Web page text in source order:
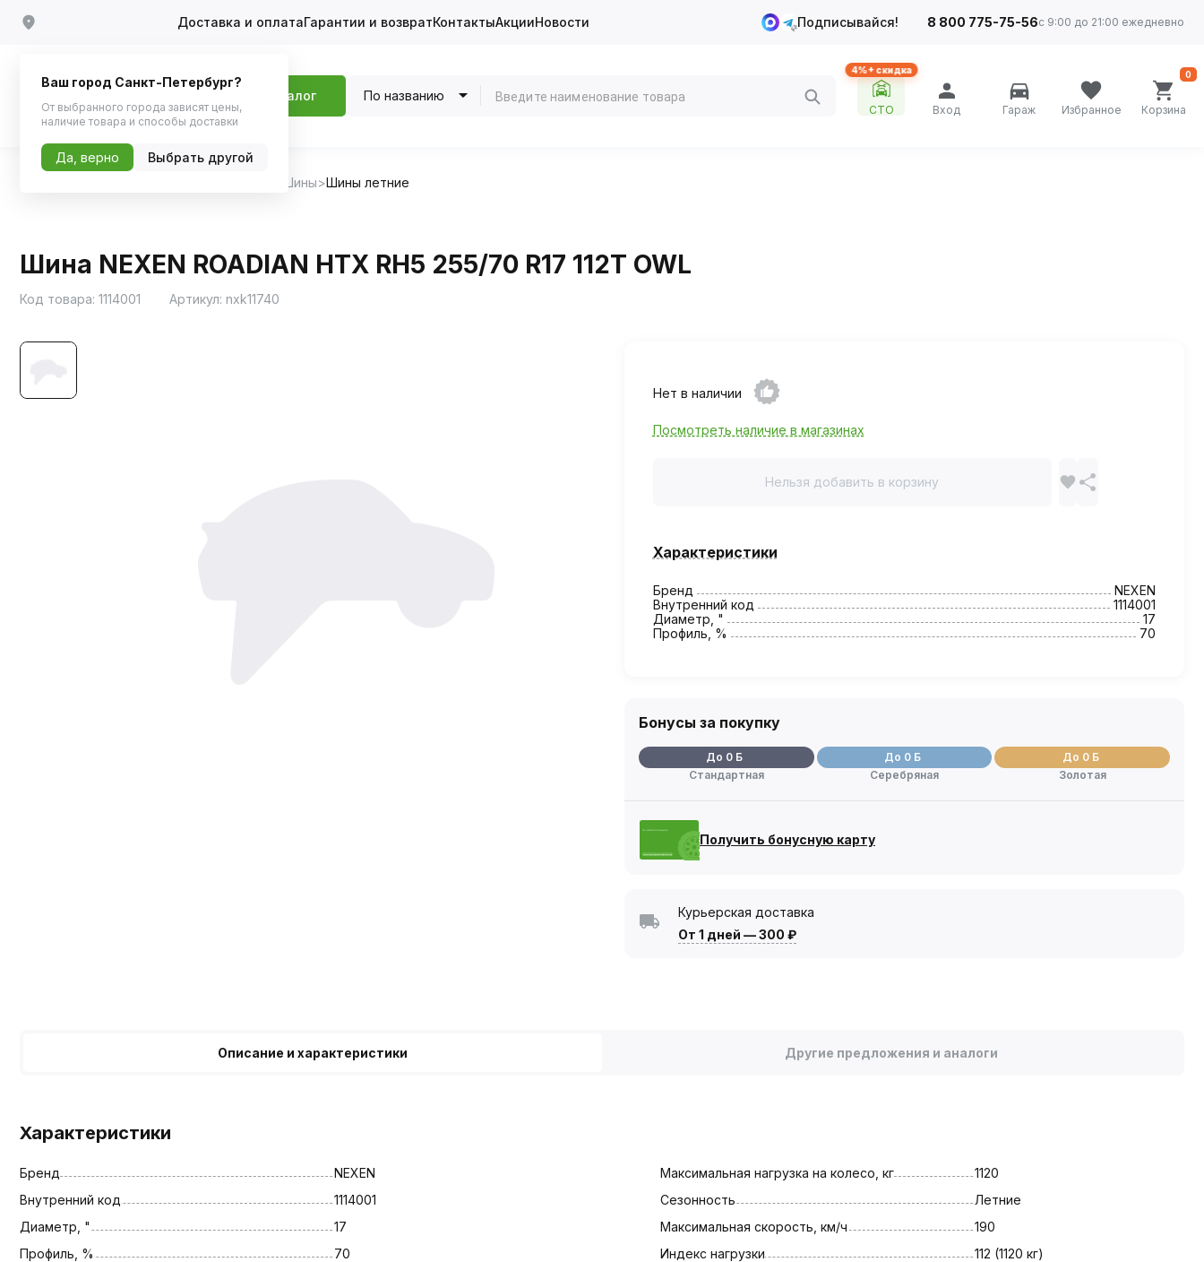
Доставка и оплатаГарантии и возвратКонтактыАкцииНовости Подписывайся! 8 800 775-75-56с 9:00 до 21:00 ежедневно
Каталог По названию
4%+ скидка
СТО Вход Гараж Избранное Корзина
0
Шины Шины летние
Шина NEXEN ROADIAN HTX RH5 255/70 R17 112T OWL
Код товара: 1114001 Артикул: nxk11740
Нет в наличии
Посмотреть наличие в магазинах
Нельзя добавить в корзину
Характеристики
Бренд
NEXEN
Внутренний код
1114001
Диаметр, "
17
Профиль, %
70
Бонусы за покупку
До 0 Б
Стандартная
До 0 Б
Серебряная
До 0 Б
Золотая
Получить бонусную карту
Курьерская доставка
От 1 дней —300 ₽
Описание и характеристики Другие предложения и аналоги
Характеристики
Бренд
NEXEN
Внутренний код
1114001
Диаметр, "
17
Профиль, %
70
Максимальная нагрузка на колесо, кг
1120
Сезонность
Летние
Максимальная скорость, км/ч
190
Индекс нагрузки
112 (1120 кг)
Ваш город Санкт-Петербург?
От выбранного города зависят цены,
наличие товара и способы доставки
Да, верно Выбрать другой